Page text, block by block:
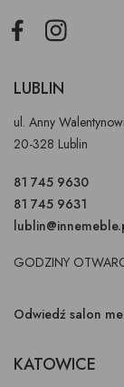
FacebookInstagram
LUBLIN
ul. Anny
20-328 Lublin
81 745 9630
81 745 9631
GODZINY
Odwiedź salon
KATOWICE